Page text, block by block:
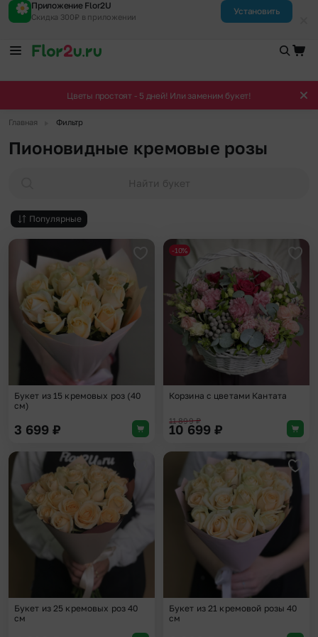
Приложение Flor2U
Скидка 300₽ в приложении
Установить
Цветы простоят - 5 дней! Или заменим букет!
Главная Фильтр
Пионовидные кремовые розы
Найти букет
Популярные
Добавить в избранное
Букет из 15 кремовых роз (40
см)
3 699 ₽
-10%
Корзина с цветами Кантата
11 899₽
10 699 ₽
Добавить в избранное
Букет из 25 кремовых роз 40
см
Букет из 21 кремовой розы 40
см